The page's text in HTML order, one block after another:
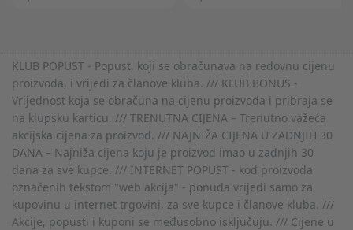
KLUB POPUST - Popust, koji se obračunava na redovnu cijenu
proizvoda, i vrijedi za članove kluba. /// KLUB BONUS -
Vrijednost koja se obračuna na cijenu proizvoda i pribraja se
na klupsku karticu. /// TRENUTNA CIJENA – Trenutno važeća
akcijska cijena za proizvod. /// NAJNIŽA CIJENA U ZADNJIH 30
DANA – Najniža cijena koju je proizvod imao u zadnjih 30
dana za sve kupce. /// INTERNET POPUST - kod proizvoda
označenih tekstom "web akcija" - ponuda vrijedi samo za
kupovinu u internet trgovini, za sve kupce i članove kluba. ///
Akcije, popusti i kuponi se međusobno isključuju. /// Cijene u